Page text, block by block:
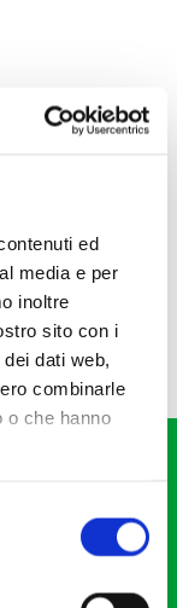
ed
media e per
inoltre
sito con i
dati web,
combinarle
o che hanno